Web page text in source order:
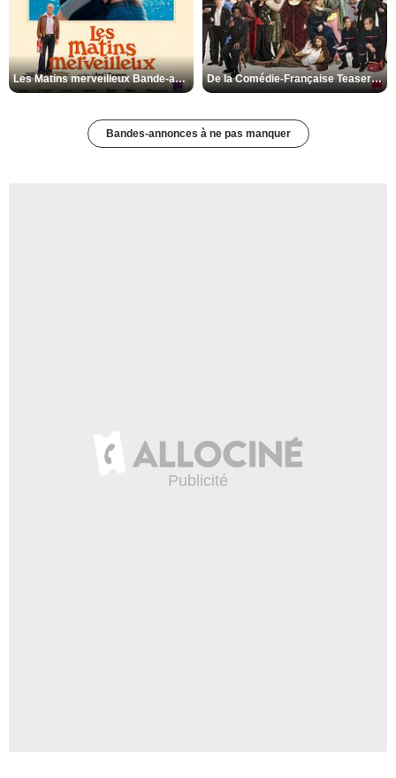
Les Matins merveilleux Bande-annonce VF De la Comédie-Française Teaser VF
Bandes-annonces à ne pas manquer